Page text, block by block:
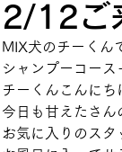
2/12ご
MIX犬のチーくん
シャンプーコー
チーくんこんにち
今日も甘えたさ
お気に入りのス